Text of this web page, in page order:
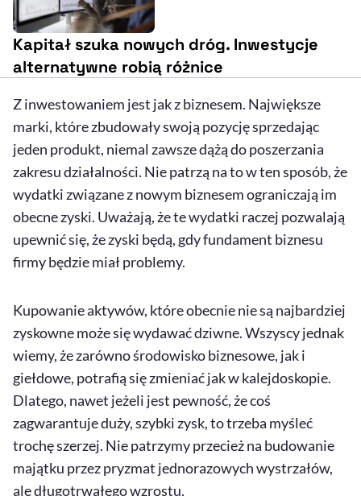
Kapitał szuka nowych dróg. Inwestycje
alternatywne robią różnice
Z inwestowaniem jest jak z biznesem. Największe
marki, które zbudowały swoją pozycję sprzedając
jeden produkt, niemal zawsze dążą do poszerzania
zakresu działalności. Nie patrzą na to w ten sposób, że
wydatki związane z nowym biznesem ograniczają im
obecne zyski. Uważają, że te wydatki raczej pozwalają
upewnić się, że zyski będą, gdy fundament biznesu
firmy będzie miał problemy.
Kupowanie aktywów, które obecnie nie są najbardziej
zyskowne może się wydawać dziwne. Wszyscy jednak
wiemy, że zarówno środowisko biznesowe, jak i
giełdowe, potrafią się zmieniać jak w kalejdoskopie.
Dlatego, nawet jeżeli jest pewność, że coś
zagwarantuje duży, szybki zysk, to trzeba myśleć
trochę szerzej. Nie patrzymy przecież na budowanie
majątku przez pryzmat jednorazowych wystrzałów,
ale długotrwałego wzrostu.